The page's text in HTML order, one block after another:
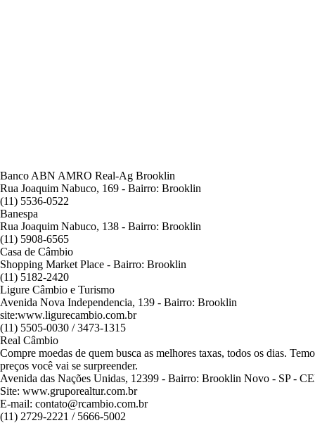
Banco ABN AMRO Real-Ag Brooklin
Rua Joaquim Nabuco, 169 - Bairro: Brooklin
(11) 5536-0522
Banespa
Rua Joaquim Nabuco, 138 - Bairro: Brooklin
(11) 5908-6565
Casa de Câmbio
Shopping Market Place - Bairro: Brooklin
(11) 5182-2420
Ligure Câmbio e Turismo
Avenida Nova Independencia, 139 - Bairro: Brooklin
site:www.ligurecambio.com.br
(11) 5505-0030 / 3473-1315
Real Câmbio
Compre moedas de quem busca as melhores taxas, todos os dias.
preços você vai se surpreender.
Avenida das Nações Unidas, 12399 - Bairro: Brooklin Novo - SP -
Site: www.gruporealtur.com.br
E-mail: contato@rcambio.com.br
(11) 2729-2221 / 5666-5002